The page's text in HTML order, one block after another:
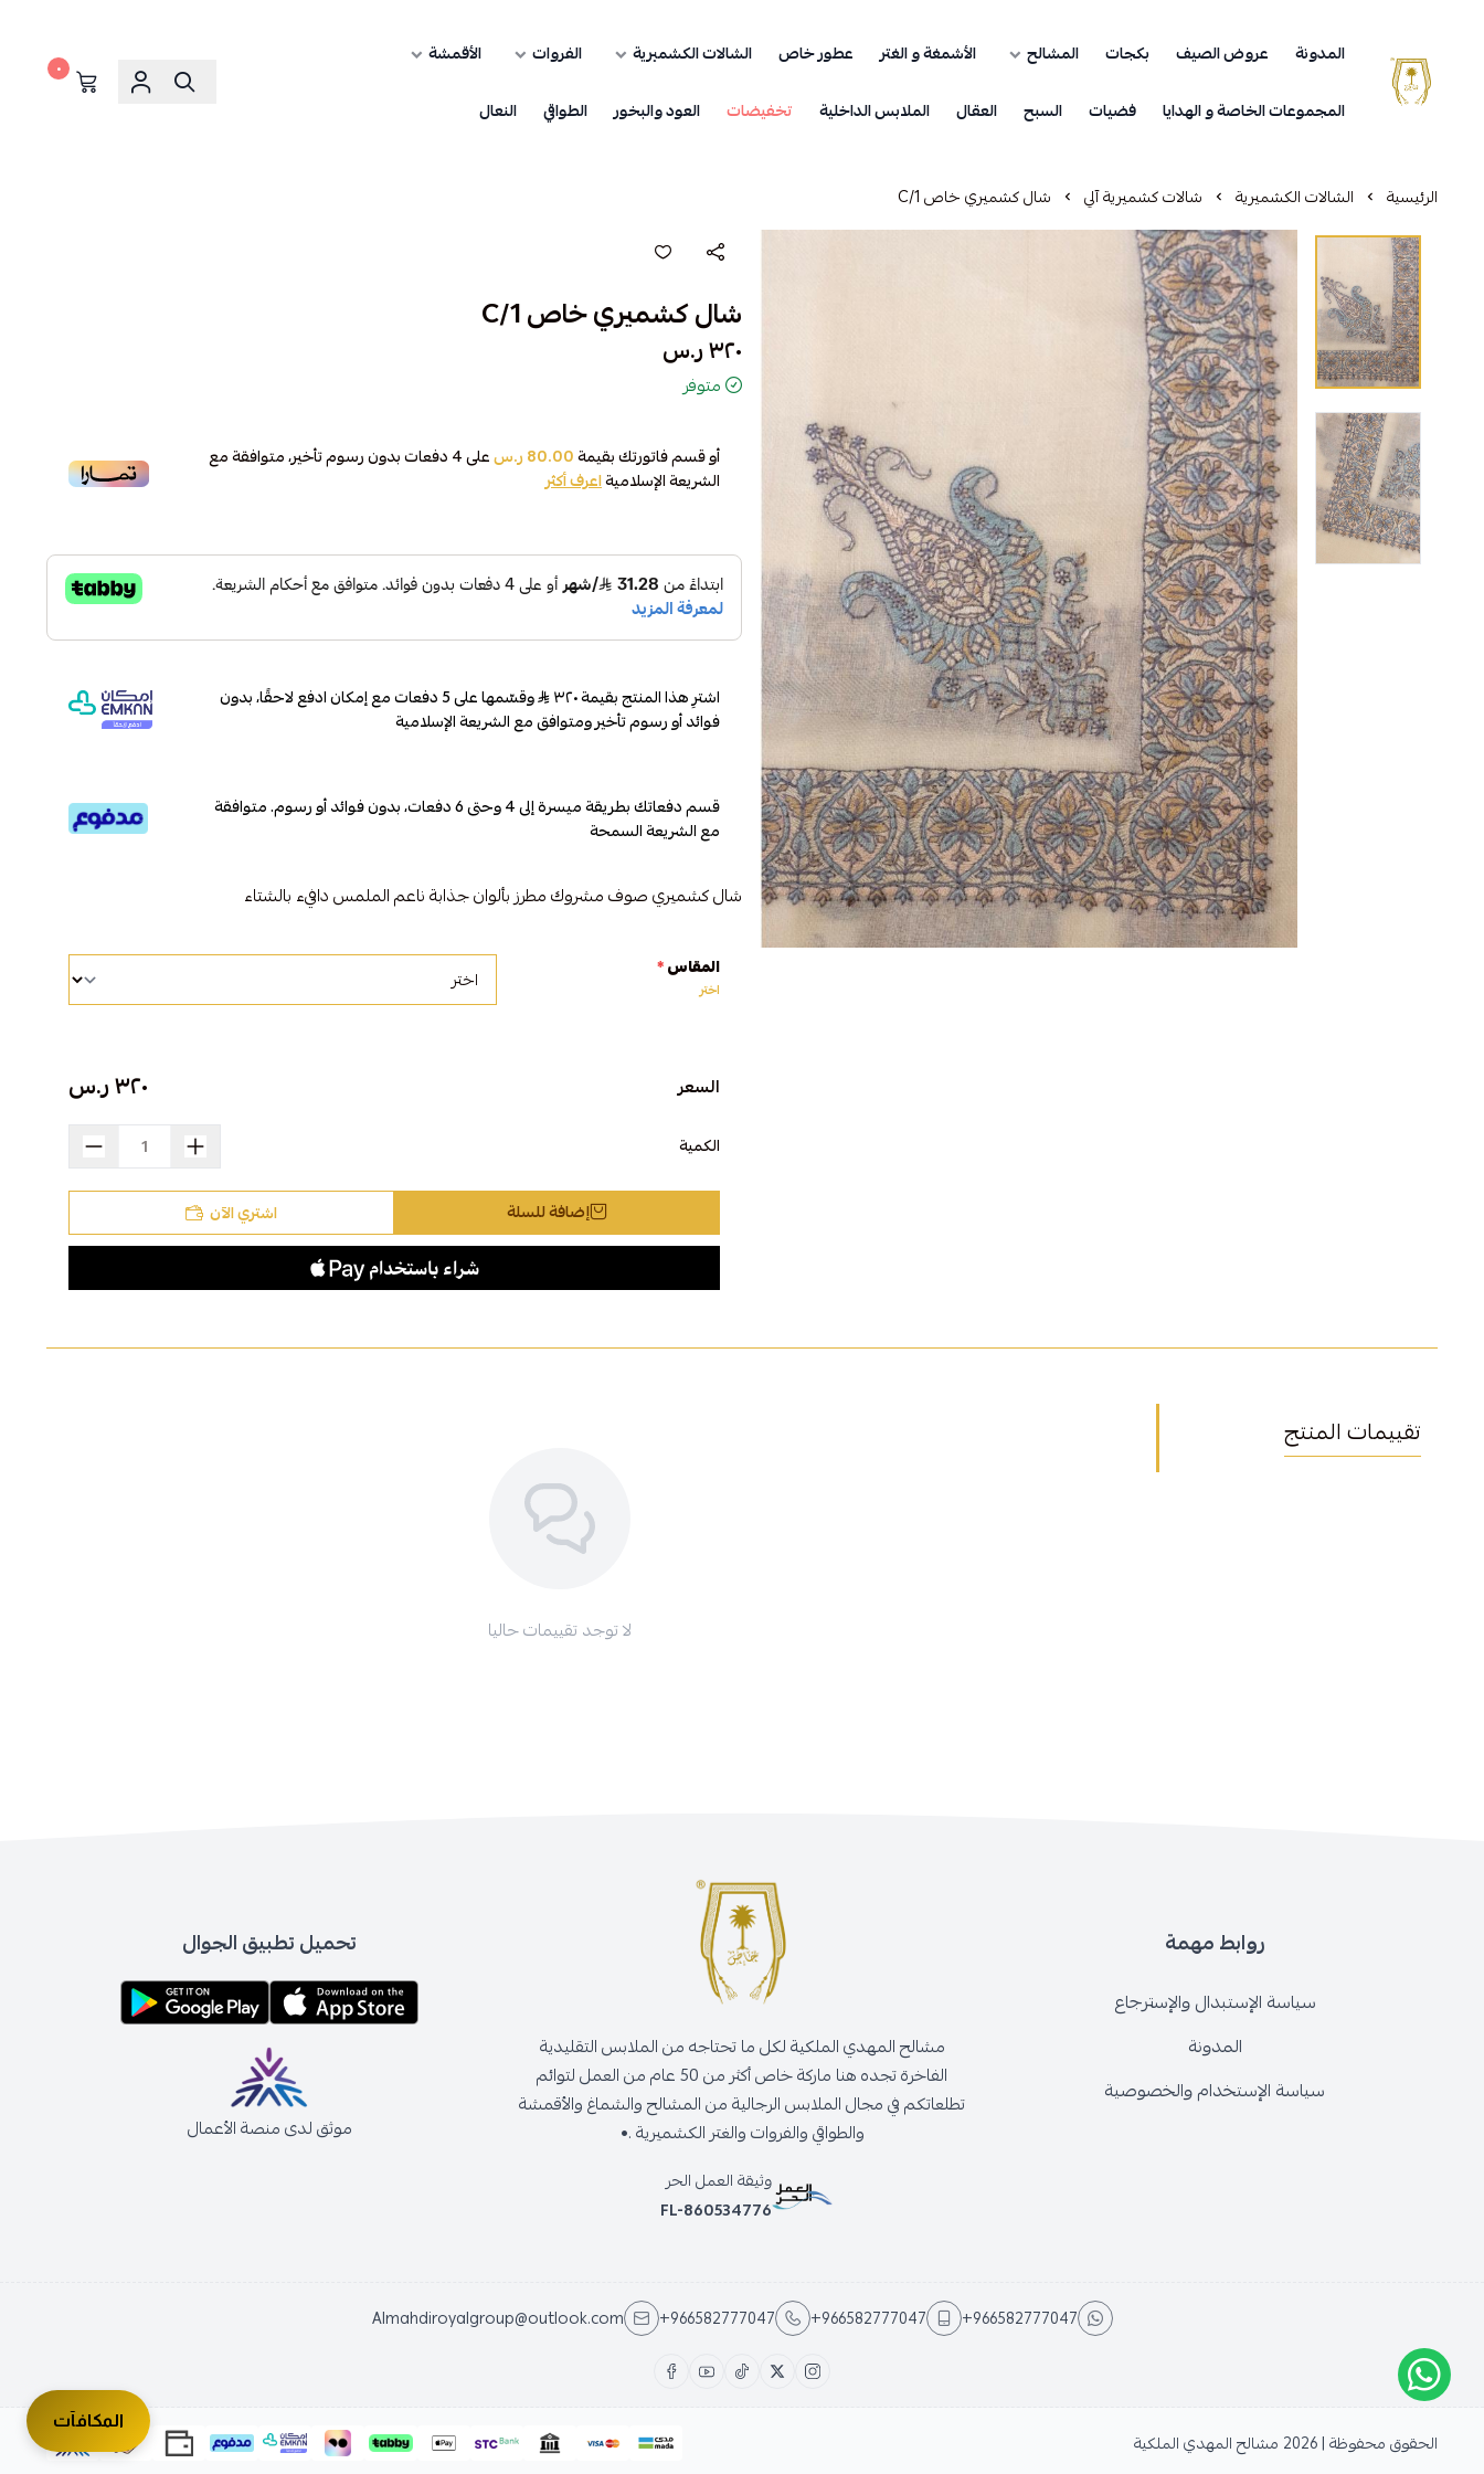
مشالح المهدي الملكية
المدونة عروض الصيف بكجات المشالح الأشمغة و الغتر عطور خاص الشالات الكشميرية الفروات
الأقمشة
المجموعات الخاصة و الهدايا
فضيات السبح العقال الملابس الداخلية تخفيضات العود والبخور الطواقي النعال
٠
الرئيسية الشالات الكشميرية شالات كشميرية آلي شال كشميري خاص C/1
شال كشميري خاص C/1
٣٢٠ ر.س
متوفر
أو قسم فاتورتك بقيمة80.00 ر.س على4دفعات بدون رسوم تأخير، متوافقة مع
الشريعة الإسلاميةاعرف أكثر
اشترِ هذا المنتج بقيمة ٣٢٠
وقسّمها على 5 دفعات مع إمكان ادفع لاحقًا، بدون
فوائد أو رسوم تأخير ومتوافق مع الشريعة الإسلامية
قسم دفعاتك بطريقة ميسرة إلى 4 وحتى 6 دفعات، بدون فوائد أو رسوم. متوافقة
مع الشريعة السمحة
شال كشميري صوف مشروك مطرز بألوان جذابة ناعم الملمس دافيء بالشتاء
المقاس*
اختر
السعر ٣٢٠ ر.س
الكمية
إضافة للسلة اشتري الآن
تقييمات المنتج
لا توجد تقييمات حاليا
روابط مهمة
سياسة الإستبدال والإسترجاع
المدونة
سياسة الإستخدام والخصوصية
مشالح المهدي الملكية لكل ما تحتاجه من الملابس التقليدية
الفاخرة تجده هنا ماركة خاص أكثر من 50 عام من العمل لتوائم
تطلعاتكم في مجال الملابس الرجالية من المشالح والشماغ والأقمشة
والطواقي والفروات والغتر الكشميرية .•
وثيقة العمل الحر
FL-860534776
تحميل تطبيق الجوال
موثق لدى منصة الأعمال
+966582777047
+966582777047
+966582777047
Almahdiroyalgroup@outlook.com
الحقوق محفوظة | 2026 مشالح المهدي الملكية
المكافآت